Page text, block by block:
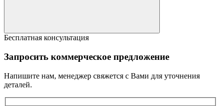
Бесплатная консультация
Запросить коммерческое предложение
Напишите нам, менеджер свяжется с Вами для уточнения
деталей.